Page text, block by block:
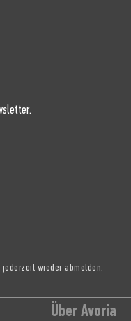
wieder abmelden.
Über Avoria